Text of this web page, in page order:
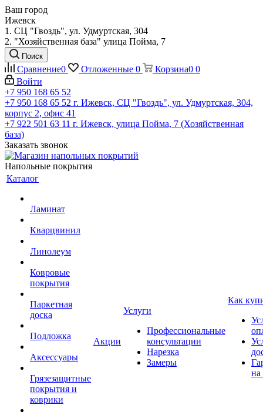
Ваш город
Ижевск
1. СЦ "Гвоздь", ул. Удмуртская, 304
2. "Хозяйственная база" улица Пойма, 7
Поиск
Сравнение0 Отложенные 0 Корзина0 0
Войти
+7 950 168 65 52
+7 950 168 65 52 г. Ижевск, СЦ "Гвоздь", ул. Удмуртская, 304,
корпус 2, офис 41
+7 922 501 63 11 г. Ижевск, улица Пойма, 7 (Хозяйственная
база)
Заказать звонок
Напольные покрытия
Каталог
Ламинат
Кварцвинил
Линолеум
Ковровые
покрытия
Паркетная
доска
Подложка
Аксессуары
Грязезащитные
покрытия и
коврики
Акции
Услуги
Профессиональные
консультации
Нарезка
Замеры
Как
на